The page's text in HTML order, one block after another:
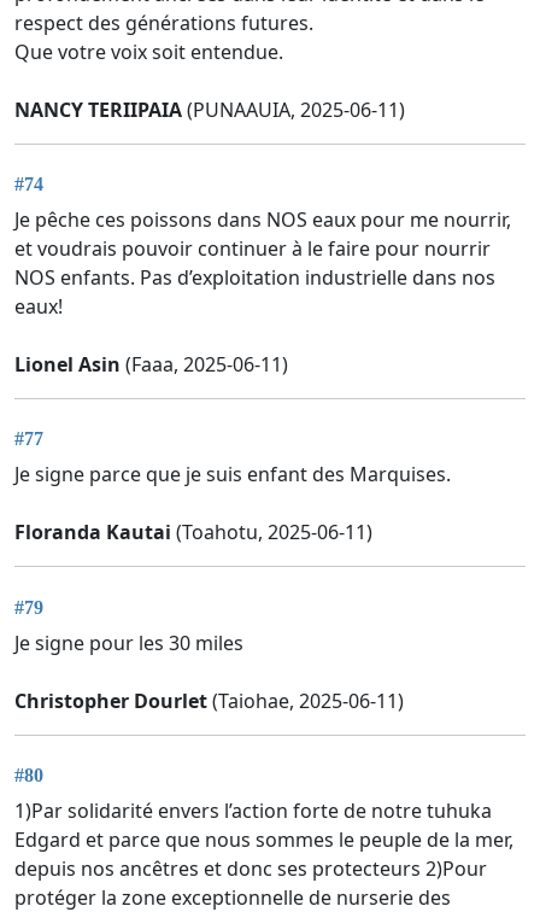
respect des générations futures.
Que votre voix soit entendue.
NANCY TERIIPAIA(PUNAAUIA, 2025-06-11)
#74
Je pêche ces poissons dans NOS eaux pour me nourrir,
et voudrais pouvoir continuer à le faire pour nourrir
NOS enfants. Pas d’exploitation industrielle dans nos
eaux!
Lionel Asin (Faaa, 2025-06-11)
#77
Je signe parce que je suis enfant des Marquises.
Floranda Kautai (Toahotu, 2025-06-11)
#79
Je signe pour les 30 miles
Christopher Dourlet(Taiohae, 2025-06-11)
#80
1)Par solidarité envers l’action forte de notre tuhuka
Edgard et parce que nous sommes le peuple de la mer,
depuis nos ancêtres et donc ses protecteurs 2)Pour
protéger la zone exceptionnelle de nurserie des